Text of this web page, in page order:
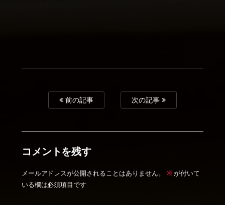
前の記事 次の記事
コメントを残す
メールアドレスが公開されることはありません。 ※ が付いて
いる欄は必須項目です